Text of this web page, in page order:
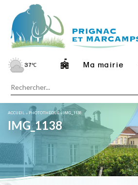
37℃ Ma mairie
ACCUEIL » PHOTOTHÈQUE»IMG_1138
IMG_1138